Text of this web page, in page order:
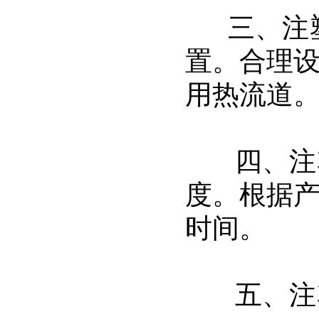
三、注
置。合理
用热流道
四、注
度。根据
时间。
五、注